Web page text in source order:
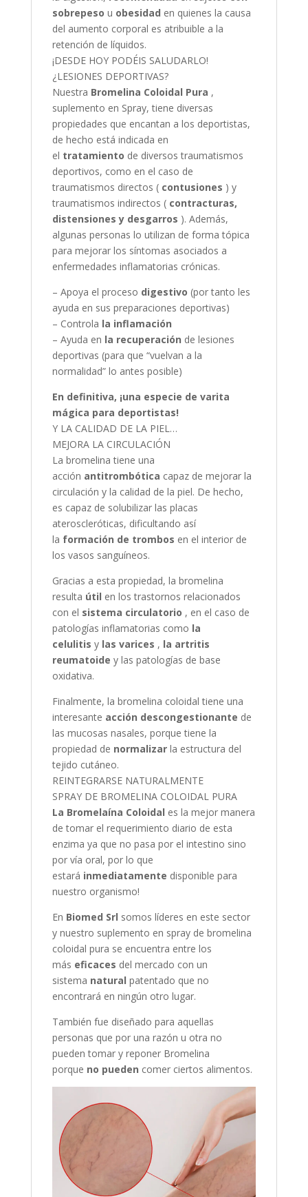
sobrepeso u obesidad en quienes la causa
del aumento corporal es atribuible a la
retención de líquidos.
¡DESDE HOY PODÉIS SALUDARLO!
¿LESIONES DEPORTIVAS?
Nuestra Bromelina Coloidal Pura ,
suplemento en Spray, tiene diversas
propiedades que encantan a los deportistas,
de hecho está indicada en
el tratamiento de diversos traumatismos
deportivos, como en el caso de
traumatismos directos ( contusiones ) y
traumatismos indirectos ( contracturas,
distensiones y desgarros ). Además,
algunas personas lo utilizan de forma tópica
para mejorar los síntomas asociados a
enfermedades inflamatorias crónicas.
– Apoya el proceso digestivo (por tanto les
ayuda en sus preparaciones deportivas)
– Controla la inflamación
– Ayuda en la recuperación de lesiones
deportivas (para que “vuelvan a la
normalidad” lo antes posible)
En definitiva, ¡una especie de varita
mágica para deportistas!
Y LA CALIDAD DE LA PIEL…
MEJORA LA CIRCULACIÓN
La bromelina tiene una
acción antitrombótica capaz de mejorar la
circulación y la calidad de la piel. De hecho,
es capaz de solubilizar las placas
ateroscleróticas, dificultando así
la formación de trombos en el interior de
los vasos sanguíneos.
Gracias a esta propiedad, la bromelina
resulta útil en los trastornos relacionados
con el sistema circulatorio , en el caso de
patologías inflamatorias como la
celulitis y las varices , la artritis
reumatoide y las patologías de base
oxidativa.
Finalmente, la bromelina coloidal tiene una
interesante acción descongestionante de
las mucosas nasales, porque tiene la
propiedad de normalizarla estructura del
tejido cutáneo.
REINTEGRARSE NATURALMENTE
SPRAY DE BROMELINA COLOIDAL PURA
La Bromelaína Coloidal es la mejor manera
de tomar el requerimiento diario de esta
enzima ya que no pasa por el intestino sino
por vía oral, por lo que
estará inmediatamente disponible para
nuestro organismo!
En Biomed Srl somos líderes en este sector
y nuestro suplemento en spray de bromelina
coloidal pura se encuentra entre los
más eficaces del mercado con un
sistema natural patentado que no
encontrará en ningún otro lugar.
También fue diseñado para aquellas
personas que por una razón u otra no
pueden tomar y reponer Bromelina
porque no pueden comer ciertos alimentos.